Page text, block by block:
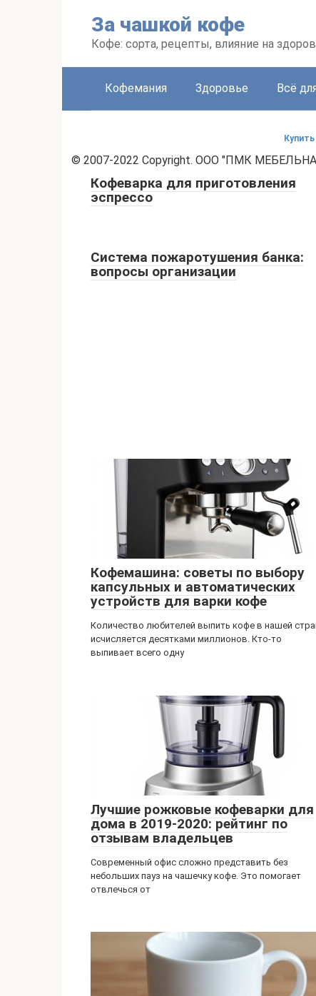
За чашкой кофе
Кофе: сорта, рецепты, влияние на
Кофемания Здоровье Всё
© 2007-2022 Copyright. ООО "ПМК
Кофеварка для приготовления
эспрессо
Система пожаротушения банка:
вопросы организации
Кофемашина: советы по выбору
капсульных и автоматических
устройств для варки кофе
Количество любителей выпить кофе в нашей
исчисляется десятками миллионов. Кто-то
выпивает всего одну
Лучшие рожковые кофеварки для
дома в 2019-2020: рейтинг по
отзывам владельцев
Современный офис сложно представить без
небольших пауз на чашечку кофе. Это помогает
отвлечься от